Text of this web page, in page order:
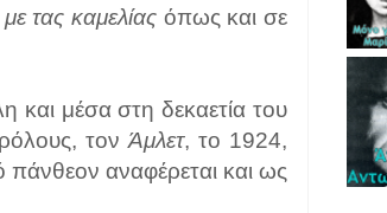
τας καμελίαςόπως και σε
και μέσα στη δεκαετία του
τον Άμλετ, το 1924,
πάνθεον αναφέρεται και ως